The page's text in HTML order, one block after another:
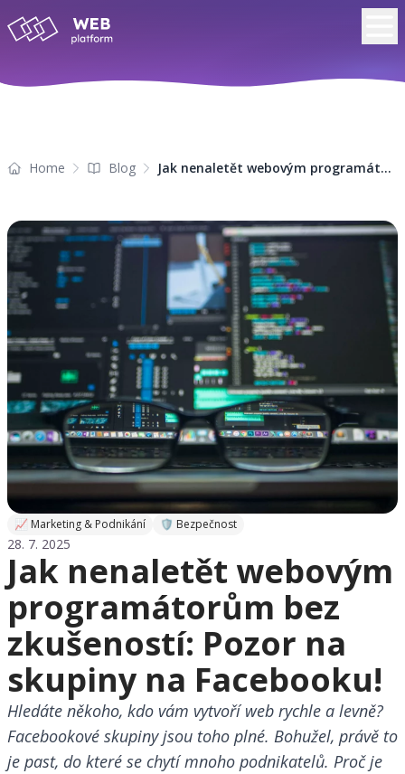
Home Blog Jak nenaletět webovým programátorům bez zkušeností: Pozor na skupiny na Facebooku!
📈 Marketing & Podnikání 🛡️ Bezpečnost
28. 7. 2025
Jak nenaletět webovým
programátorům bez
zkušeností: Pozor na
skupiny na Facebooku!
Hledáte někoho, kdo vám vytvoří web rychle a levně?
Facebookové skupiny jsou toho plné. Bohužel, právě to
je past, do které se chytí mnoho podnikatelů. Proč je